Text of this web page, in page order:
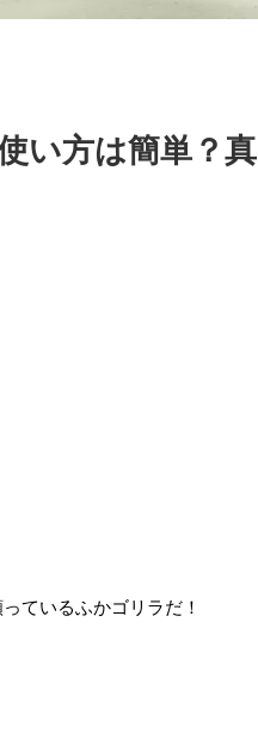
い方は簡単？真
ているふかゴリラだ！